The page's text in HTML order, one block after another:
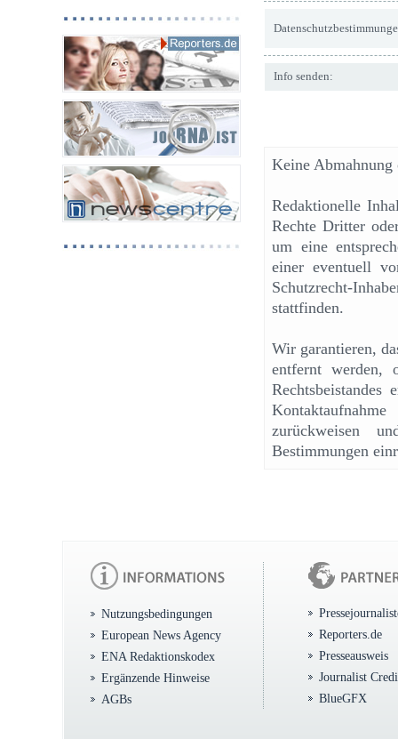
Info senden:
Keine
Redaktionelle
Rechte Dritter
um eine
einer eventuell
Schutzrecht-
stattfinden.
Wir garantieren,
entfernt werden,
zurückweisen
Bestimmungen
Nutzungsbedingungen
European News Agency
ENA Redaktionskodex
Ergänzende Hinweise
AGBs
Reporters.de
Presseausweis
Journalist
BlueGFX